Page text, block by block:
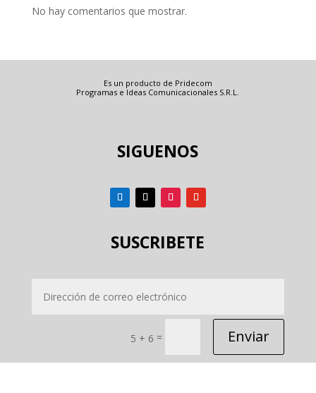
No hay comentarios que mostrar.
Es un producto de Pridecom
Programas e Ideas Comunicacionales S.R.L.
SIGUENOS
SUSCRIBETE
5 + 6 = Enviar